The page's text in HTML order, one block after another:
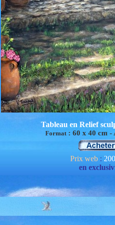
Tableau en Relief
Format : 60 x 40 cm -
Prix web:
en